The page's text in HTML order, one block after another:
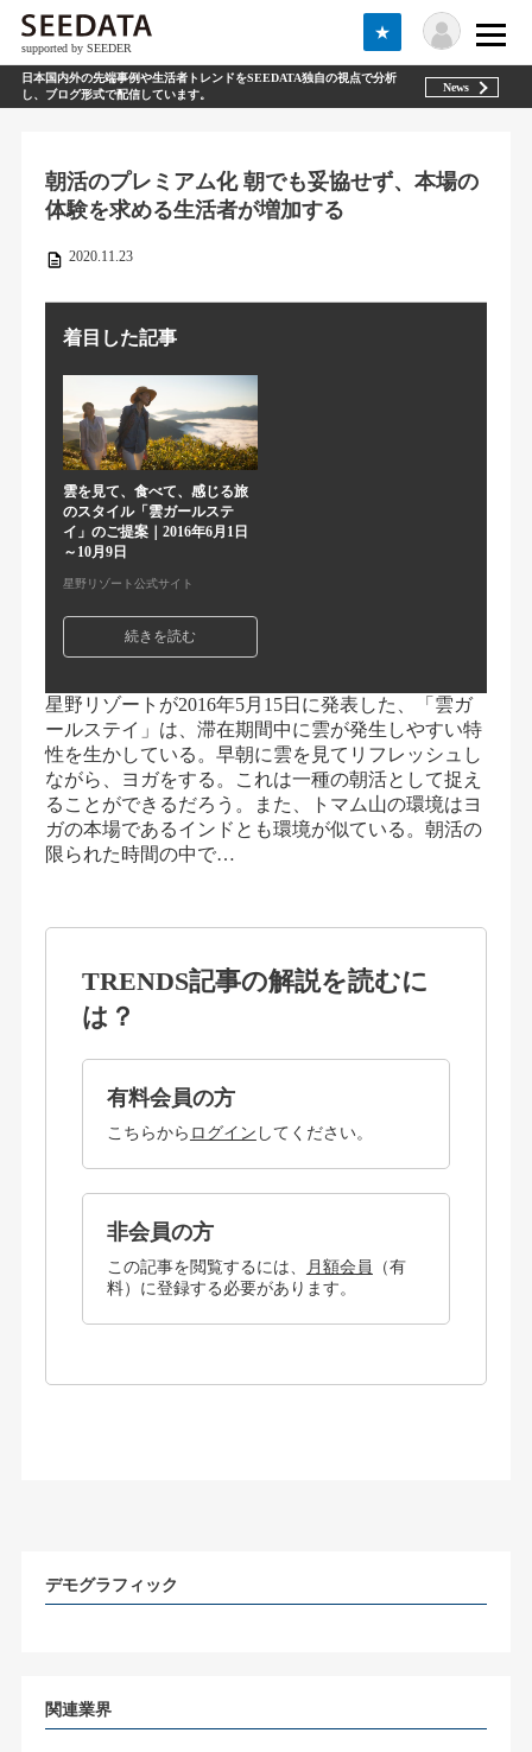
supported by SEEDER
★
日本国内外の先端事例や生活者トレンドをSEEDATA独自の視点で分析
し、ブログ形式で配信しています。
News
朝活のプレミアム化 朝でも妥協せず、本場の
体験を求める生活者が増加する
2020.11.23
着目した記事
雲を見て、食べて、感じる旅
のスタイル「雲ガールステ
イ」のご提案｜2016年6月1日
～10月9日
星野リゾート公式サイト
続きを読む
星野リゾートが2016年5月15日に発表した、「雲ガ
ールステイ」は、滞在期間中に雲が発生しやすい特
性を生かしている。早朝に雲を見てリフレッシュし
ながら、ヨガをする。これは一種の朝活として捉え
ることができるだろう。また、トマム山の環境はヨ
ガの本場であるインドとも環境が似ている。朝活の
限られた時間の中で…
TRENDS記事の解説を読むに
は？
有料会員の方
こちらから ログイン してください。
非会員の方
この記事を閲覧するには、 月額会員
（有
料）に登録する必要があります。
デモグラフィック
関連業界